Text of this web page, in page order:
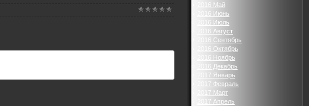
2016 Май
2016 Июнь
2016 Июль
2016 Август
2016 Сентябрь
2016 Октябрь
2016 Ноябрь
2016 Декабрь
2017 Январь
2017 Февраль
2017 Март
2017 Апрель